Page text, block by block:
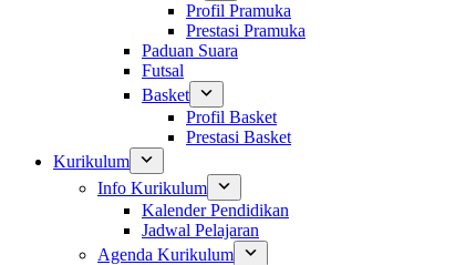
Profil Pramuka
Prestasi Pramuka
Paduan Suara
Futsal
Basket
Profil Basket
Prestasi Basket
Kurikulum
Info Kurikulum
Kalender Pendidikan
Jadwal Pelajaran
Agenda Kurikulum